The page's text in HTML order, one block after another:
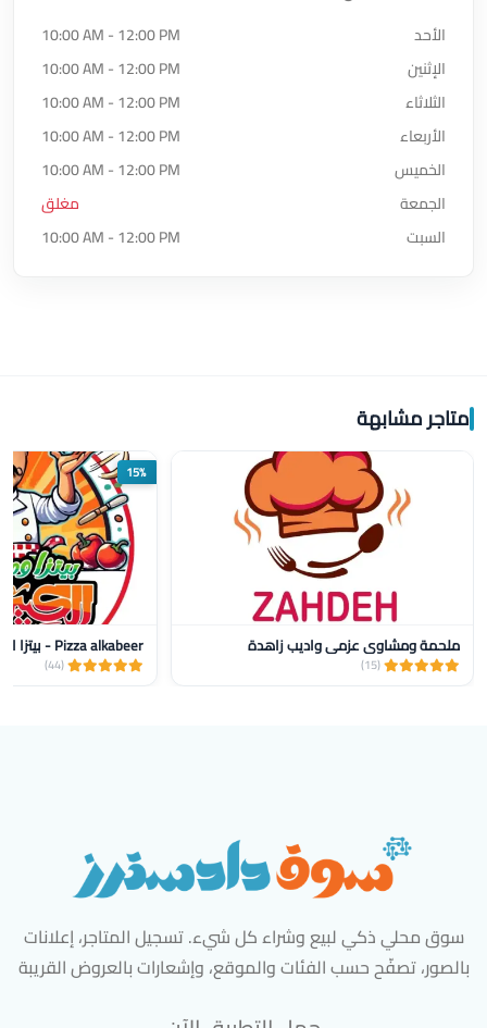
الأحد
10:00 AM - 12:00 PM
الإثنين
10:00 AM - 12:00 PM
الثلاثاء
10:00 AM - 12:00 PM
الأربعاء
10:00 AM - 12:00 PM
الخميس
10:00 AM - 12:00 PM
الجمعة
مغلق
السبت
10:00 AM - 12:00 PM
متاجر مشابهة
ملحمة ومشاوي عزمي واديب زاهدة
(15)
15%
Pizza alkabeer - بيتزا الكبير
(44)
سوق محلي ذكي لبيع وشراء كل شيء. تسجيل المتاجر، إعلانات
بالصور، تصفّح حسب الفئات والموقع، وإشعارات بالعروض القريبة